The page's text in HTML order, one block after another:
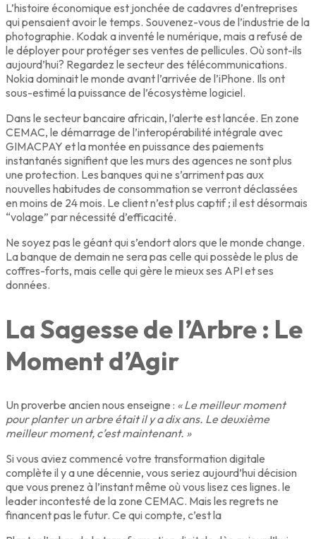
L’histoire économique est jonchée de cadavres d’entreprises
qui pensaient avoir le temps. Souvenez-vous de l’industrie de la
photographie. Kodak a inventé le numérique, mais a refusé de
le déployer pour protéger ses ventes de pellicules. Où sont-ils
aujourd’hui? Regardez le secteur des télécommunications.
Nokia dominait le monde avant l’arrivée de l’iPhone. Ils ont
sous-estimé la puissance de l’écosystème logiciel.
Dans le secteur bancaire africain, l’alerte est lancée. En zone
CEMAC, le démarrage de l’interopérabilité intégrale avec
GIMACPAY et la montée en puissance des paiements
instantanés signifient que les murs des agences ne sont plus
une protection. Les banques qui ne s’arriment pas aux
nouvelles habitudes de consommation se verront déclassées
en moins de 24 mois. Le client n’est plus captif ; il est désormais
“volage” par nécessité d’efficacité.
Ne soyez pas le géant qui s’endort alors que le monde change.
La banque de demain ne sera pas celle qui possède le plus de
coffres-forts, mais celle qui gère le mieux ses API et ses
données.
La Sagesse de l’Arbre : Le
Moment d’Agir
Un proverbe ancien nous enseigne : « Le meilleur moment
pour planter un arbre était il y a dix ans. Le deuxième
meilleur moment, c’est maintenant. »
Si vous aviez commencé votre transformation digitale
complète il y a une décennie, vous seriez aujourd’hui décision
que vous prenez à l’instant même où vous lisez ces lignes. le
leader incontesté de la zone CEMAC. Mais les regrets ne
financent pas le futur. Ce qui compte, c’est la